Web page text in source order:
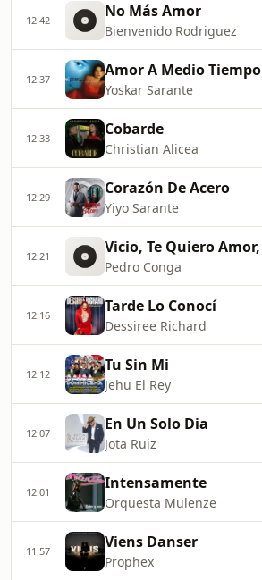
12:42 No Más Amor
Bienvenido Rodriguez
12:37 Amor A Medio Tiempo
Yoskar Sarante
12:33 Cobarde
Christian Alicea
12:29 Corazón De Acero
Yiyo Sarante
12:21
Pedro Conga
12:16 Tarde Lo Conocí
Dessiree Richard
12:12 Tu Sin Mi
Jehu El Rey
12:07 En Un Solo Dia
Jota Ruiz
12:01 Intensamente
Orquesta Mulenze
11:57 Viens Danser
Prophex